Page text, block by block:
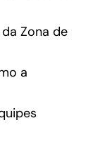
Zona de
a